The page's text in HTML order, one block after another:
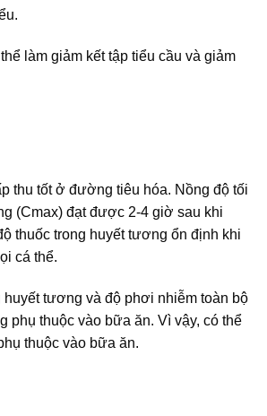
làm giảm kết tập tiểu cầu và giảm
thu tốt ở đường tiêu hóa. Nồng độ tối
(Cmax) đạt được 2-4 giờ sau khi
thuốc trong huyết tương ổn định khi
cá thể.
huyết tương và độ phơi nhiễm toàn bộ
phụ thuộc vào bữa ăn. Vì vậy, có thể
thuộc vào bữa ăn.